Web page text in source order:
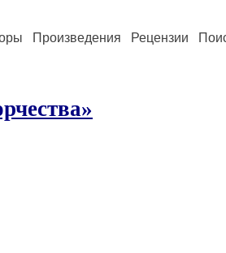
Произведения Рецензии